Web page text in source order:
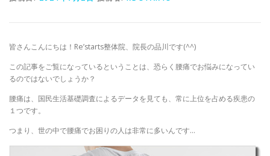
皆さんこんにちは！Re’starts整体院、院長の品川です(^^)
この記事をご覧になっているということは、恐らく腰痛でお悩みになってい
るのではないでしょうか？
腰痛は、国民生活基礎調査によるデータを見ても、常に上位を占める疾患の
１つです。
つまり、世の中で腰痛でお困りの人は非常に多いんです…